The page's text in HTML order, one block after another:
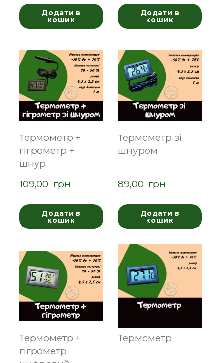
Додати в
кошик
Додати в
кошик
Термометр +
гігрометр +
шнур
109,00  грн
Додати в
кошик
Термометр зі
шнуром
89,00  грн
Додати в
кошик
Термометр +
гігрометр
Термометр